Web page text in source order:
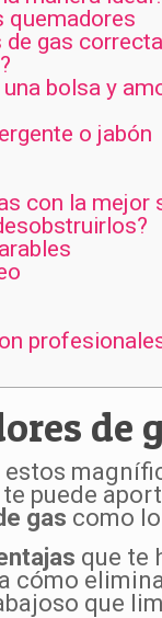
quemadores
gas
bolsa y
o jabón
con la mejor
de
puede
gas como
que te
cómo
que